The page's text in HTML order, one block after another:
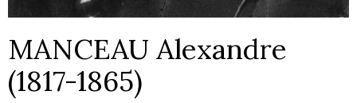
MANCEAU Alexandre
(1817-1865)